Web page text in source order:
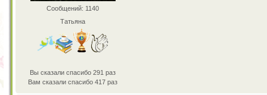
Сообщений: 1140
Татьяна
Вы сказали спасибо 291 раз
Вам сказали спасибо 417 раз